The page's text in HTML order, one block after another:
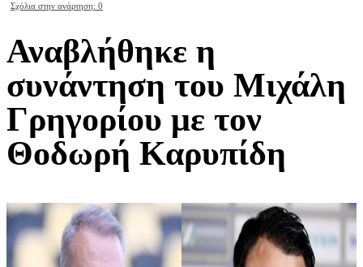
Σχόλια στην ανάρτηση: 0
Αναβλήθηκε η
συνάντηση του Μιχάλη
Γρηγορίου με τον
Θοδωρή Καρυπίδη